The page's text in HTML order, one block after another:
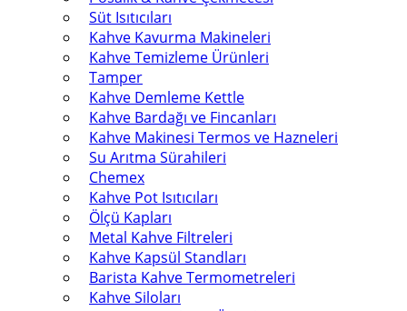
Süt Isıtıcıları
Kahve Kavurma Makineleri
Kahve Temizleme Ürünleri
Tamper
Kahve Demleme Kettle
Kahve Bardağı ve Fincanları
Kahve Makinesi Termos ve Hazneleri
Su Arıtma Sürahileri
Chemex
Kahve Pot Isıtıcıları
Ölçü Kapları
Metal Kahve Filtreleri
Kahve Kapsül Standları
Barista Kahve Termometreleri
Kahve Siloları